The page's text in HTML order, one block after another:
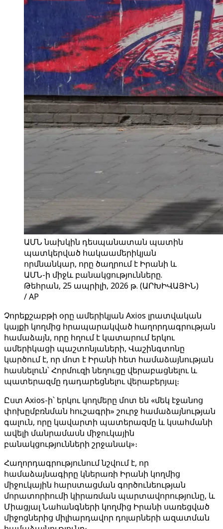
ԱՄՆ նախկին դեսպանատան պատին
պատկերված հակաամերիկյան
որմնանկար, որը ծաղրում է Իրանի և
ԱՄՆ-ի միջև բանակցությունները.
Թեհրան, 25 ապրիլի, 2026 թ. (ԱՐԽԻՎԱՅԻՆ)
/ AP
Չորեքշաբթի օրը ամերիկյան Axios լրատվական
կայքի կողմից հրապարակված հաղորդագրության
համաձայն, որը հղում է կատարում երկու
ամերիկացի պաշտոնյաների, Վաշինգտոնը
կարծում է, որ մոտ է Իրանի հետ համաձայնության
հասնելուն՝ Հորմուզի նեղուցը վերաբացնելու և
պատերազմը դադարեցնելու վերաբերյալ։
Ըստ Axios-ի՝ երկու կողմերը մոտ են «մեկ էջանոց
փոխըմբռնման հուշագրի» շուրջ համաձայնության
գալուն, որը կավարտի պատերազմը և կսահմանի
ավելի մանրամասն միջուկային
բանակցությունների շրջանակ»։
Հաղորդագրությունում նշվում է, որ
համաձայնագիրը կներառի Իրանի կողմից
միջուկային հարստացման գործունեության
մորատորիումի կիրառման պարտավորությունը, և
Միացյալ Նահանգների կողմից Իրանի սառեցված
միջոցներից միլիարդավոր դոլարների ազատման